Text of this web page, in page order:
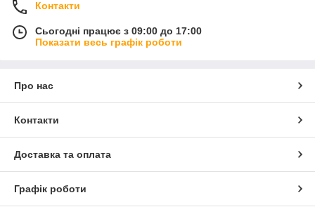
Контакти
Сьогодні працює з 09:00 до 17:00
Показати весь графік роботи
Про нас
Контакти
Доставка та оплата
Графік роботи